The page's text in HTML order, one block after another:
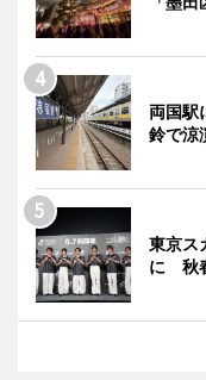
両国
鈴で涼
東京ス
に 秋